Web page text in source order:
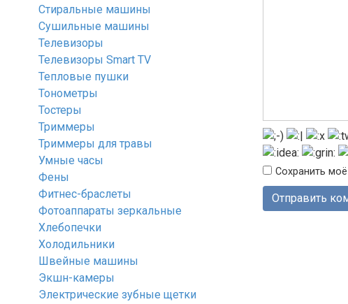
Сохранить
Стиральные машины
Сушильные машины
Телевизоры
Телевизоры Smart TV
Тепловые пушки
Тонометры
Тостеры
Триммеры
Триммеры для травы
Умные часы
Фены
Фитнес-браслеты
Фотоаппараты зеркальные
Хлебопечки
Холодильники
Швейные машины
Экшн-камеры
Электрические зубные щетки